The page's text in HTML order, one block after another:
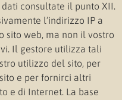
consultate il punto XII.
l’indirizzo IP a
sito web, ma non il vostro
Il gestore utilizza tali
utilizzo del sito, per
e per fornirci altri
e di Internet. La base